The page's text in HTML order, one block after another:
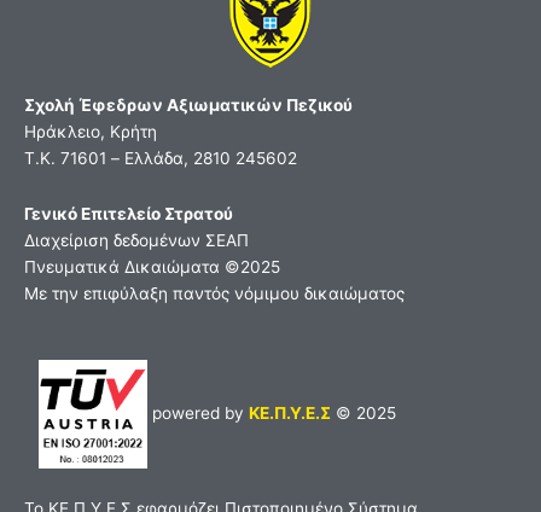
Σχολή Έφεδρων Αξιωματικών Πεζικού
Ηράκλειο, Κρήτη
Τ.Κ. 71601 – Ελλάδα, 2810 245602
Γενικό Επιτελείο Στρατού
Διαχείριση δεδομένων ΣΕΑΠ
Πνευματικά Δικαιώματα ©2025
Με την επιφύλαξη παντός νόμιμου δικαιώματος
powered by ΚΕ.Π.Υ.Ε.Σ © 2025